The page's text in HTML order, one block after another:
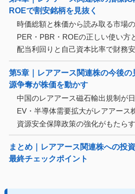
ROEで割安銘柄を見抜く
時価総額と株価から読み取る市場
PER・PBR・ROEの正しい使い方
配当利回りと自己資本比率で財務
第5章｜レアアース関連株の今後
源争奪が株価を動かす
中国のレアアース磁石輸出規制が
EV・半導体需要拡大がレアアース
資源安全保障政策の強化がもたら
まとめ｜レアアース関連株への投
最終チェックポイント